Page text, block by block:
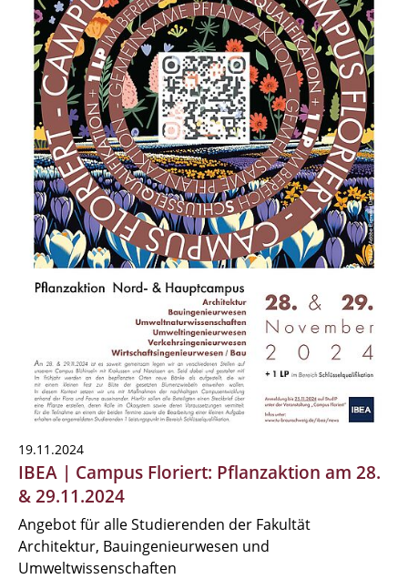
19.11.2024
IBEA | Campus Floriert: Pflanzaktion am 28.
& 29.11.2024
Angebot für alle Studierenden der Fakultät
Architektur, Bauingenieurwesen und
Umweltwissenschaften